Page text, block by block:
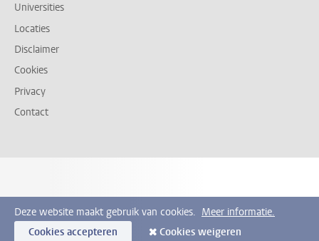
Universities
Locaties
Disclaimer
Cookies
Privacy
Contact
Deze website maakt gebruik van cookies. Meer informatie.
Cookies accepteren
Cookies weigeren